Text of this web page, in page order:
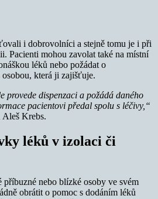
i dobrovolníci a stejně tomu je i při
Pacienti mohou zavolat také na místní
léků nebo požádat o
která ji zajišťuje.
provede dispenzaci a požádá daného
pacientovi předal spolu s léčivy,“
Krebs.
léků v izolaci či
příbuzné nebo blízké osoby ve svém
obrátit o pomoc s dodáním léků